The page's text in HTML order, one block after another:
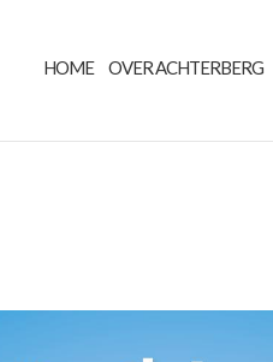
HOME OVER ACHTERBERG